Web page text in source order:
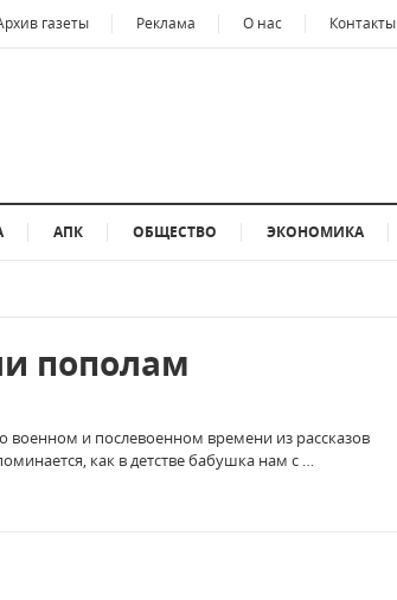
газеты Реклама О нас Контакты
АПК ОБЩЕСТВО ЭКОНОМИКА
пополам
военном и послевоенном времени из рассказов
как в детстве бабушка нам с …